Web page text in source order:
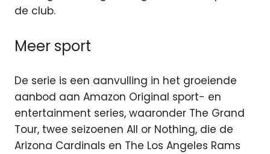
de club.
Meer sport
De serie is een aanvulling in het groeiende
aanbod aan Amazon Original sport- en
entertainment series, waaronder The Grand
Tour, twee seizoenen All or Nothing, die de
Arizona Cardinals en The Los Angeles Rams